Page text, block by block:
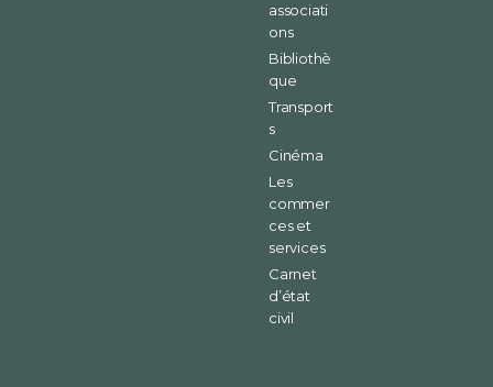
associati
ons
Bibliothè
que
Transport
s
Cinéma
Les
commer
ces et
services
Carnet
d’état
civil